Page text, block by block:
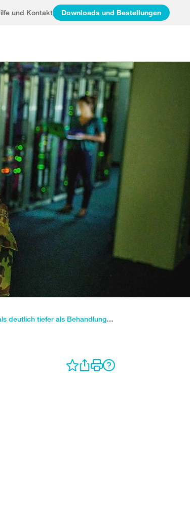
und Kontakt Downloads und Bestellungen
Militärversicherung: Rentenzahlungen erstmals deutlich tiefer als Behandlungskosten